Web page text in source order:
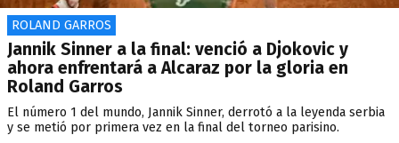
ROLAND GARROS
Jannik Sinner a la final: venció a Djokovic y
ahora enfrentará a Alcaraz por la gloria en
Roland Garros
El número 1 del mundo, Jannik Sinner, derrotó a la leyenda serbia
y se metió por primera vez en la final del torneo parisino.